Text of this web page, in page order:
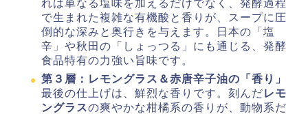
れは単なる塩味を加えるだけでなく、発酵過程
で生まれた複雑な有機酸と香りが、スープに圧
倒的な深みと奥行きを与えます。日本の「塩
辛」や秋田の「しょっつる」にも通じる、発酵
食品特有の力強い旨味です。
第３層：レモングラス＆赤唐辛子油の「香り」
最後の仕上げは、鮮烈な香りです。刻んだレモ
ングラスの爽やかな柑橘系の香りが、動物系だ